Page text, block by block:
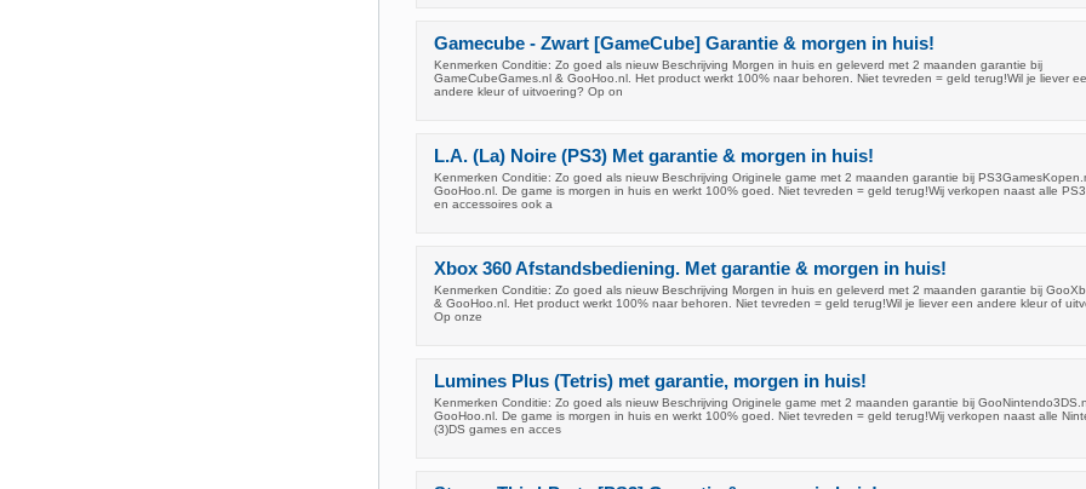
Gamecube - Zwart [GameCube] Garantie & morgen in huis!
Kenmerken Conditie: Zo goed als nieuw Beschrijving Morgen in huis en geleverd met 2 maanden garantie bij
GameCubeGames.nl & GooHoo.nl. Het product werkt 100% naar behoren. Niet tevreden = geld terug!Wil je liever
andere kleur of uitvoering? Op on
L.A. (La) Noire (PS3) Met garantie & morgen in huis!
Kenmerken Conditie: Zo goed als nieuw Beschrijving Originele game met 2 maanden garantie bij
GooHoo.nl. De game is morgen in huis en werkt 100% goed. Niet tevreden = geld terug!Wij verkopen naast alle
en accessoires ook a
Xbox 360 Afstandsbediening. Met garantie & morgen in huis!
Kenmerken Conditie: Zo goed als nieuw Beschrijving Morgen in huis en geleverd met 2 maanden garantie bij
& GooHoo.nl. Het product werkt 100% naar behoren. Niet tevreden = geld terug!Wil je liever een andere kleur of
Op onze
Lumines Plus (Tetris) met garantie, morgen in huis!
Kenmerken Conditie: Zo goed als nieuw Beschrijving Originele game met 2 maanden garantie bij
GooHoo.nl. De game is morgen in huis en werkt 100% goed. Niet tevreden = geld terug!Wij verkopen naast alle
(3)DS games en acces